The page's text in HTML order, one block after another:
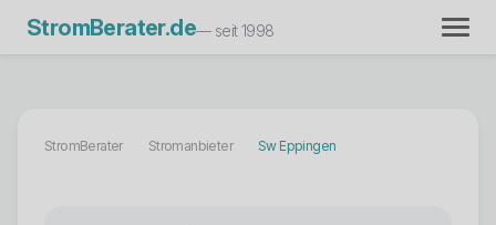
StromBerater.de— seit 1998
StromBerater Stromanbieter Sw Eppingen